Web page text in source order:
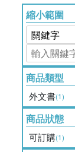
縮小範圍
商品類型
外文書(1)
商品狀態
可訂購(1)